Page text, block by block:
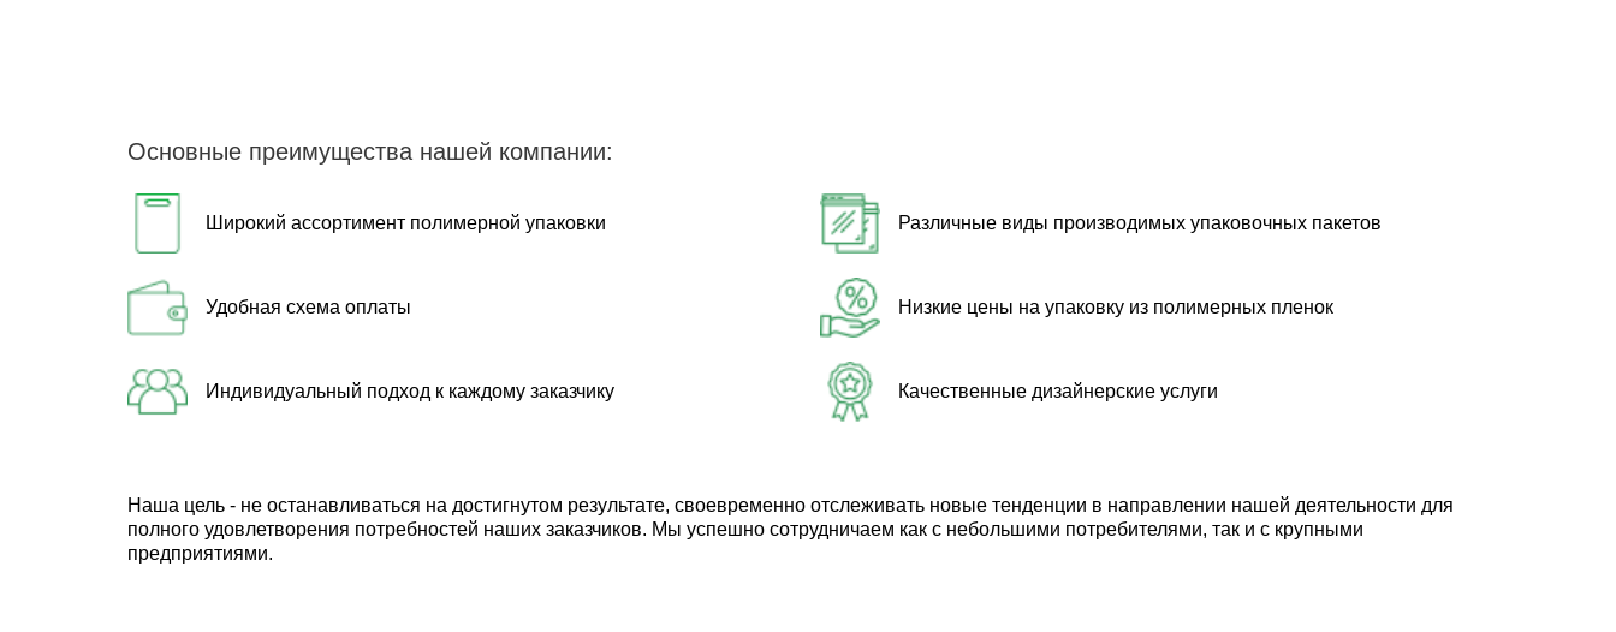
Основные преимущества нашей компании:
Широкий ассортимент полимерной упаковки Различные виды производимых упаковочных пакетов
Удобная схема оплаты Низкие цены на упаковку из полимерных пленок
Индивидуальный подход к каждому заказчику Качественные дизайнерские услуги
Наша цель - не останавливаться на достигнутом результате, своевременно отслеживать новые тенденции в направлении нашей деятельности для
полного удовлетворения потребностей наших заказчиков. Мы успешно сотрудничаем как с небольшими потребителями, так и с крупными
предприятиями.